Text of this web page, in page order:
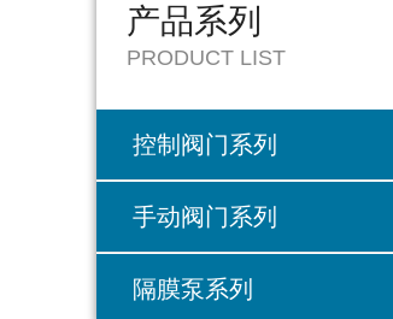
产品系列
PRODUCT LIST
控制阀门系列
手动阀门系列
隔膜泵系列